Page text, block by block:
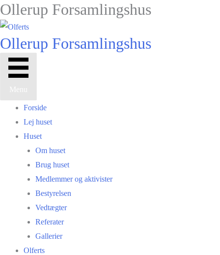
Gå
til
Ollerup Forsamlingshus
Ollerup Forsamlingshus
Menu
Forside
Lej huset
Huset
Om huset
Brug huset
Medlemmer og aktivister
Bestyrelsen
Vedtægter
Referater
Gallerier
Olferts